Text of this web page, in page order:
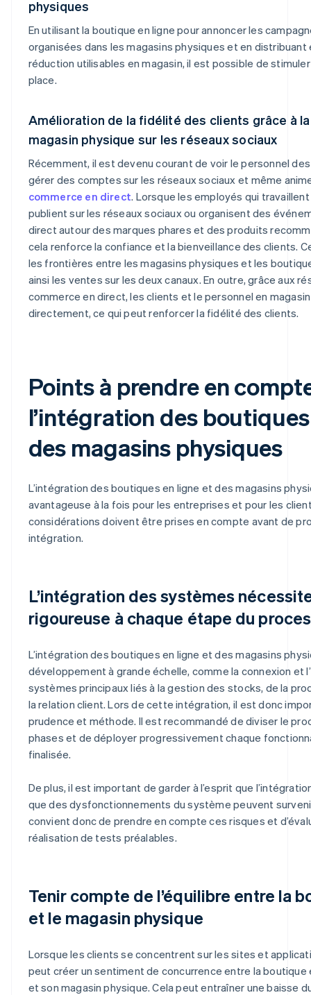
physiques
En utilisant la boutique en ligne pour annoncer les
organisées dans les magasins physiques et en distribuant
réduction utilisables en magasin, il est possible de
place.
Amélioration de la fidélité des clients grâce à la
magasin physique sur les réseaux sociaux
Récemment, il est devenu courant de voir le personnel
gérer des comptes sur les réseaux sociaux et même
commerce en direct. Lorsque les employés qui
publient sur les réseaux sociaux ou organisent des
direct autour des marques phares et des produits
cela renforce la confiance et la bienveillance des clients.
les frontières entre les magasins physiques et les
ainsi les ventes sur les deux canaux. En outre, grâce aux
commerce en direct, les clients et le personnel en
directement, ce qui peut renforcer la fidélité des clients.
Points à prendre en
l’intégration des
des magasins physiques
L’intégration des boutiques en ligne et des magasins
avantageuse à la fois pour les entreprises et pour les
considérations doivent être prises en compte avant de
intégration.
L’intégration des systèmes
rigoureuse à chaque étape du
L’intégration des boutiques en ligne et des magasins
développement à grande échelle, comme la connexion et
systèmes principaux liés à la gestion des stocks, de la
la relation client. Lors de cette intégration, il est donc
prudence et méthode. Il est recommandé de diviser le
phases et de déployer progressivement chaque
finalisée.
De plus, il est important de garder à l’esprit que
que des dysfonctionnements du système peuvent
convient donc de prendre en compte ces risques et
réalisation de tests préalables.
Tenir compte de l’équilibre entre la
et le magasin physique
Lorsque les clients se concentrent sur les sites et
peut créer un sentiment de concurrence entre la boutique
et son magasin physique. Cela peut entraîner une baisse